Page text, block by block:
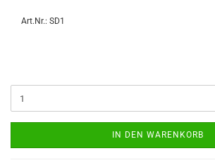
Art.Nr.: SD1
IN DEN WARENKORB